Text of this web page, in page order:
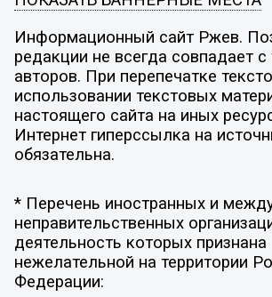
Информационный сайт Ржев.
редакции не всегда совпадает с
авторов. При перепечатке
использовании текстовых
настоящего сайта на иных
Интернет гиперссылка на
обязательна.
* Перечень иностранных и
неправительственных
деятельность которых признана
нежелательной на территории
Федерации: